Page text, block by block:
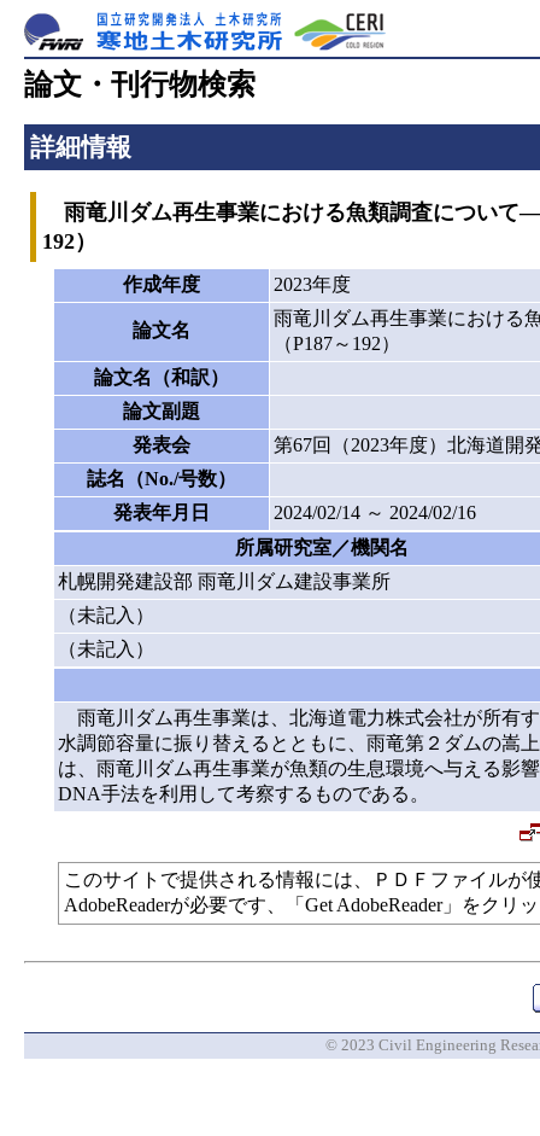
論文・刊行物検索
詳細情報
雨竜川ダム再生事業における魚類調査につい
192）
作成年度 2023年度
論文名
雨竜川ダム再生事業におけ
（P187～192）
論文名（和訳）
論文副題
発表会
第67回（2023年度）北海道開
誌名（No./号数）
発表年月日
2024/02/14 ～ 2024/02/16
所属研究室／機関名
札幌開発建設部 雨竜川ダム建設事業所
（未記入）
（未記入）
雨竜川ダム再生事業は、北海道電力株式会社が所有
水調節容量に振り替えるとともに、雨竜第２ダムの
は、雨竜川ダム再生事業が魚類の生息環境へ与える影
DNA手法を利用して考察するものである。
このサイトで提供される情報には、ＰＤＦファイル
AdobeReaderが必要です、「Get AdobeReader」をク
© 2023 Civil Engineering